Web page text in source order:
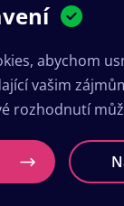
studio v Dačicích
abychom
vašim
rozhodnutí